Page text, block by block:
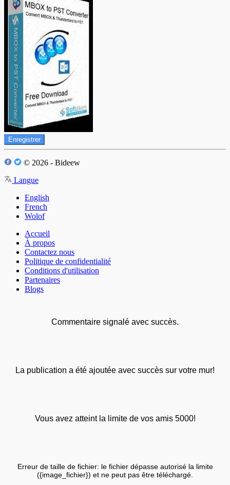
Enregistrer
© 2026 - Bideew
Langue
English
French
Wolof
Accueil
À propos
Contactez nous
Politique de confidentialité
Conditions d'utilisation
Partenaires
Blogs
Commentaire signalé avec succès.
La publication a été ajoutée avec succès sur votre mur!
Vous avez atteint la limite de vos amis 5000!
Erreur de taille de fichier: le fichier dépasse autorisé la limite
({image_fichier}) et ne peut pas être téléchargé.